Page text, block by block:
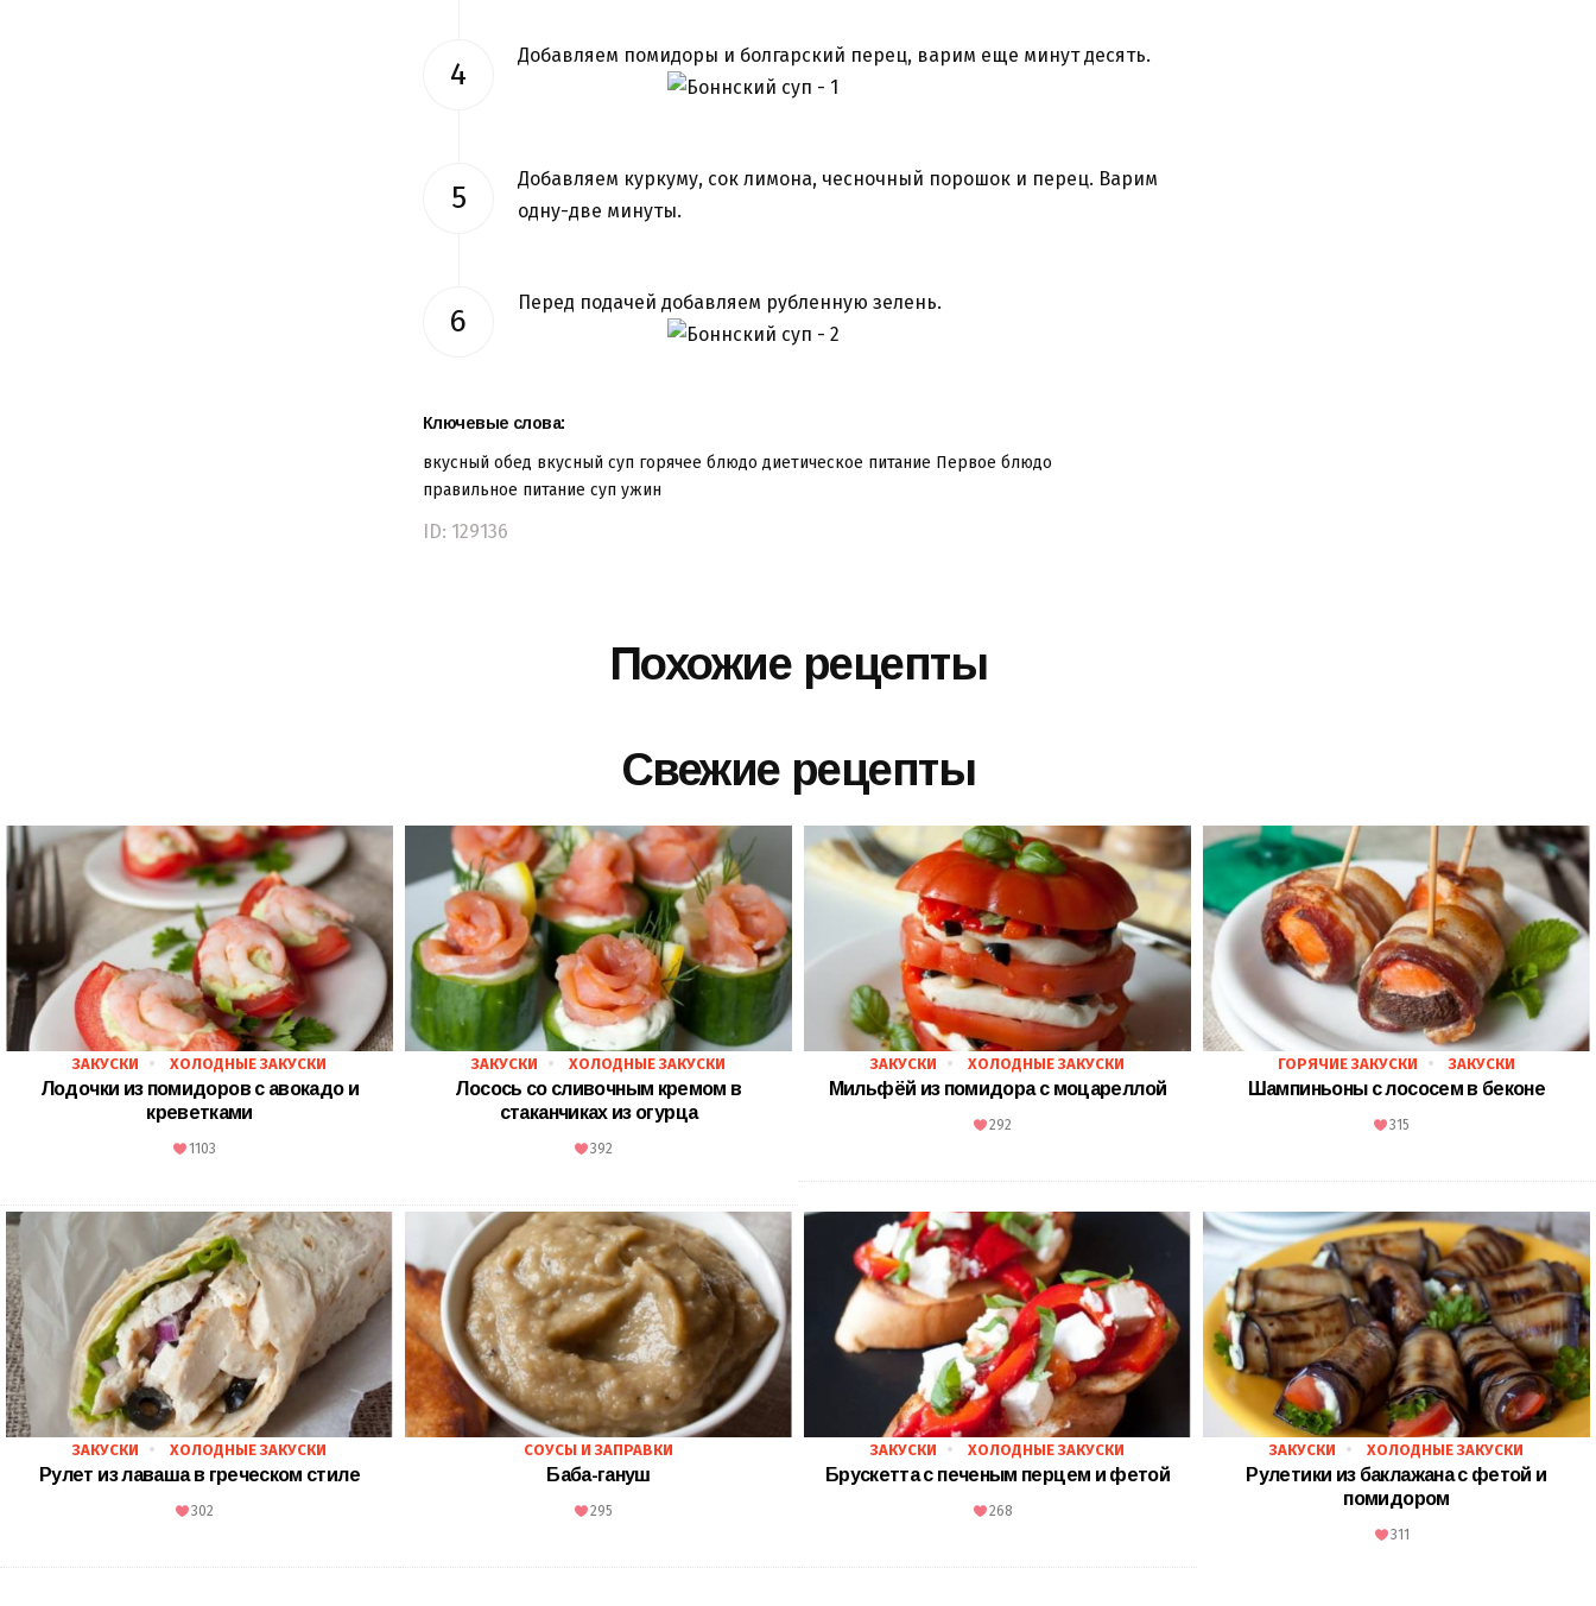
Добавляем помидоры и болгарский перец, варим еще минут десять.
Добавляем куркуму, сок лимона, чесночный порошок и перец. Варим
одну-две минуты.
Перед подачей добавляем рубленную зелень.
Ключевые слова:
вкусный обед вкусный суп горячее блюдо диетическое питание Первое блюдо
правильное питание суп ужин
ID: 129136
Похожие рецепты
Свежие рецепты
ЗАКУСКИ ХОЛОДНЫЕ ЗАКУСКИ
Лодочки из помидоров с авокадо и
креветками
1103
ЗАКУСКИ ХОЛОДНЫЕ ЗАКУСКИ
Лосось со сливочным кремом в
стаканчиках из огурца
392
ЗАКУСКИ ХОЛОДНЫЕ ЗАКУСКИ
Мильфёй из помидора с моцареллой
292
ГОРЯЧИЕ ЗАКУСКИ ЗАКУСКИ
Шампиньоны с лососем в беконе
315
ЗАКУСКИ ХОЛОДНЫЕ ЗАКУСКИ
Рулет из лаваша в греческом стиле
302
СОУСЫ И ЗАПРАВКИ
Баба-гануш
295
ЗАКУСКИ ХОЛОДНЫЕ ЗАКУСКИ
Брускетта с печеным перцем и фетой
268
ЗАКУСКИ ХОЛОДНЫЕ ЗАКУСКИ
Рулетики из баклажана с фетой и
помидором
311